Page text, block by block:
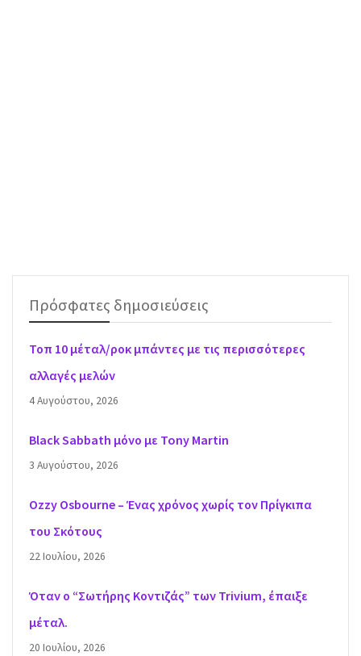
Πρόσφατες δημοσιεύσεις
Τοπ 10 μέταλ/ροκ μπάντες με τις περισσότερες
αλλαγές μελών
4 Αυγούστου, 2026
Black Sabbath μόνο με Tony Martin
3 Αυγούστου, 2026
Ozzy Osbourne – Ένας χρόνος χωρίς τον Πρίγκιπα
του Σκότους
22 Ιουλίου, 2026
Όταν ο “Σωτήρης Κοντιζάς” των Trivium, έπαιξε
μέταλ.
20 Ιουλίου, 2026